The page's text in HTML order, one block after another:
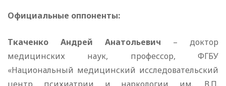
Официальные оппоненты:
Ткаченко Андрей Анатольевич – доктор
медицинских наук, профессор, ФГБУ
«Национальный медицинский исследовательский